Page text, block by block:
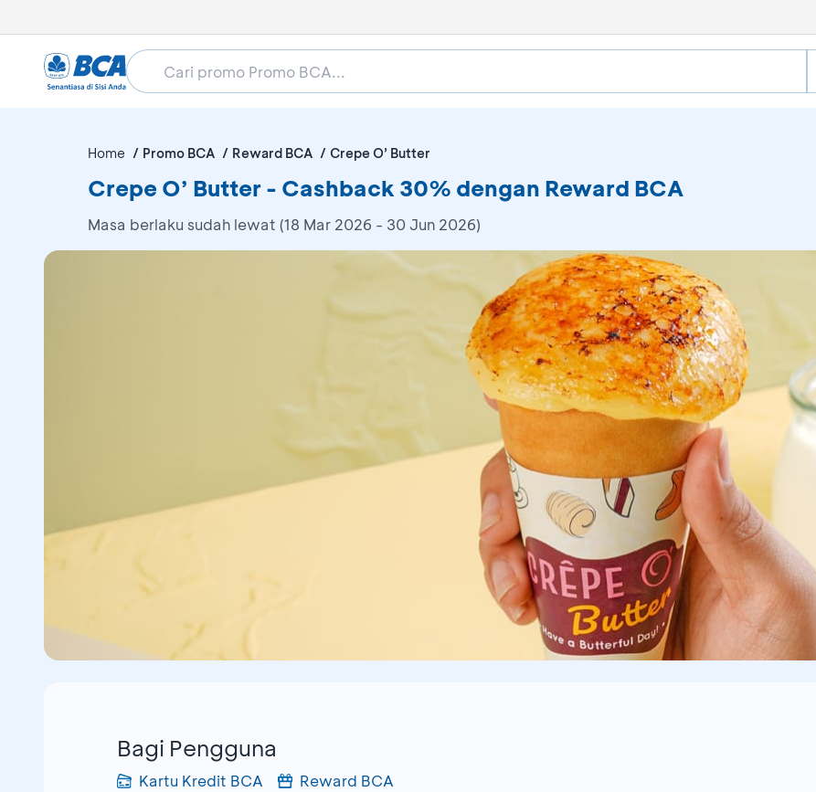
Home Promo BCA Reward BCA Crepe O’ Butter
Crepe O’ Butter - Cashback 30% dengan Reward BCA
Masa berlaku sudah lewat (18 Mar 2026 - 30 Jun 2026)
Bagi Pengguna
Kartu Kredit BCA Reward BCA